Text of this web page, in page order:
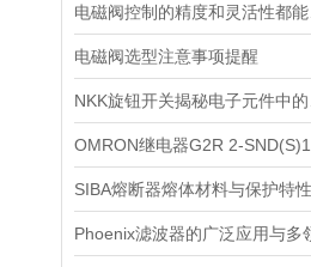
电磁阀选型注意事项提醒